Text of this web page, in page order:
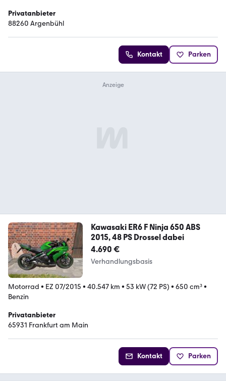
Privatanbieter
88260 Argenbühl
Kontakt Parken
Kawasaki ER6 F Ninja 650 ABS
2015, 48 PS Drossel dabei
4.690 €
Verhandlungsbasis
Motorrad • EZ 07/2015 • 40.547 km • 53 kW (72 PS) • 650 cm³•
Benzin
Privatanbieter
65931 Frankfurt am Main
Kontakt Parken